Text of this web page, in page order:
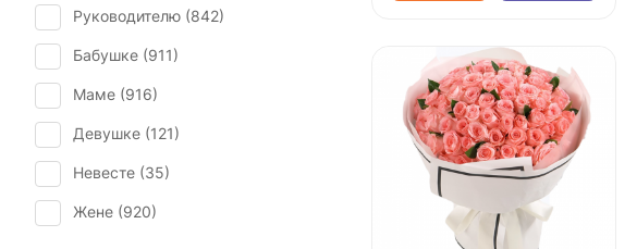
Первое свидание (904
Последний звонок (
Рождение ребенка (
Рождество (101
Свадьба (15)
Татьянин день (
Руководителю (842)
Бабушке (911)
Маме (916)
Девушке (121)
Невесте (35)
Жене (920)